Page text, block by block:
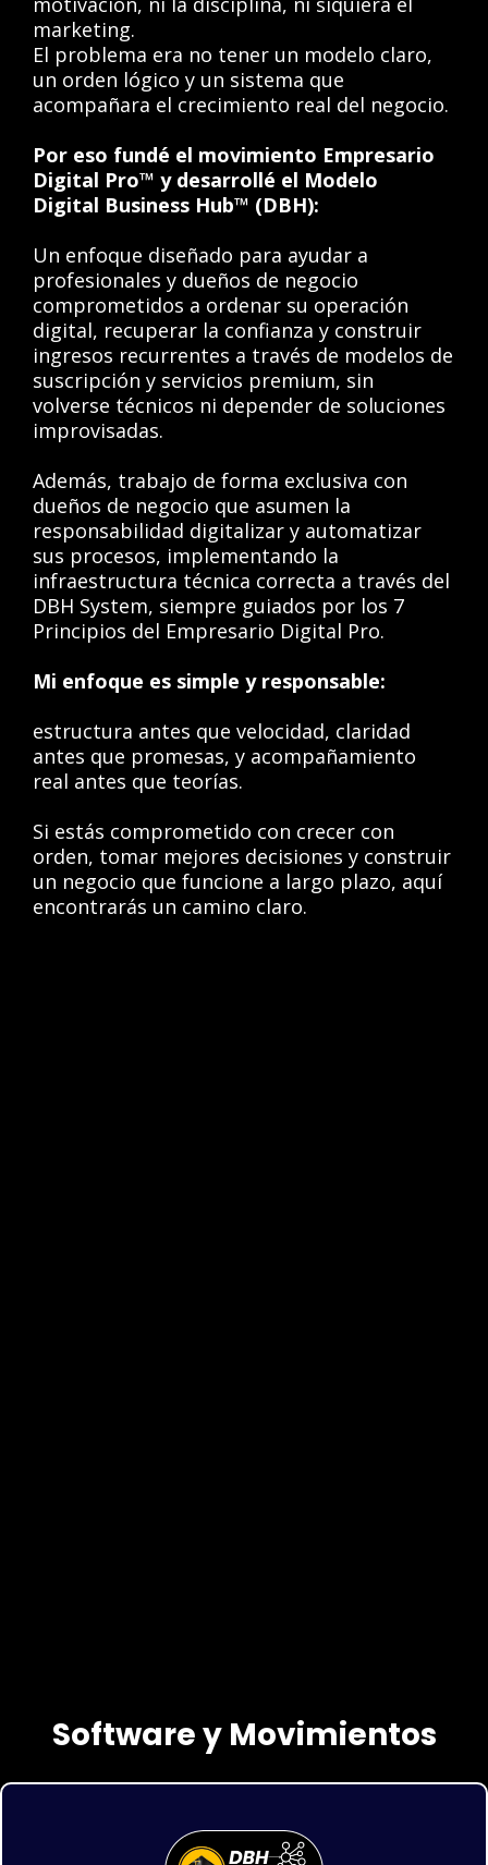
marketing.
El problema era no tener un modelo claro,
un orden lógico y un sistema que
acompañara el crecimiento real del negocio.
Por eso fundé el movimiento Empresario
Digital Pro™ y desarrollé el Modelo
Digital Business Hub™ (DBH):
Un enfoque diseñado para ayudar a
profesionales y dueños de negocio
comprometidos a ordenar su operación
digital, recuperar la confianza y construir
ingresos recurrentes a través de modelos de
suscripción y servicios premium, sin
volverse técnicos ni depender de soluciones
improvisadas.
Además, trabajo de forma exclusiva con
dueños de negocio que asumen la
responsabilidad digitalizar y automatizar
sus procesos, implementando la
infraestructura técnica correcta a través del
DBH System, siempre guiados por los 7
Principios del Empresario Digital Pro.
Mi enfoque es simple y responsable:
estructura antes que velocidad, claridad
antes que promesas, y acompañamiento
real antes que teorías.
Si estás comprometido con crecer con
orden, tomar mejores decisiones y construir
un negocio que funcione a largo plazo, aquí
encontrarás un camino claro.
Software y Movimientos